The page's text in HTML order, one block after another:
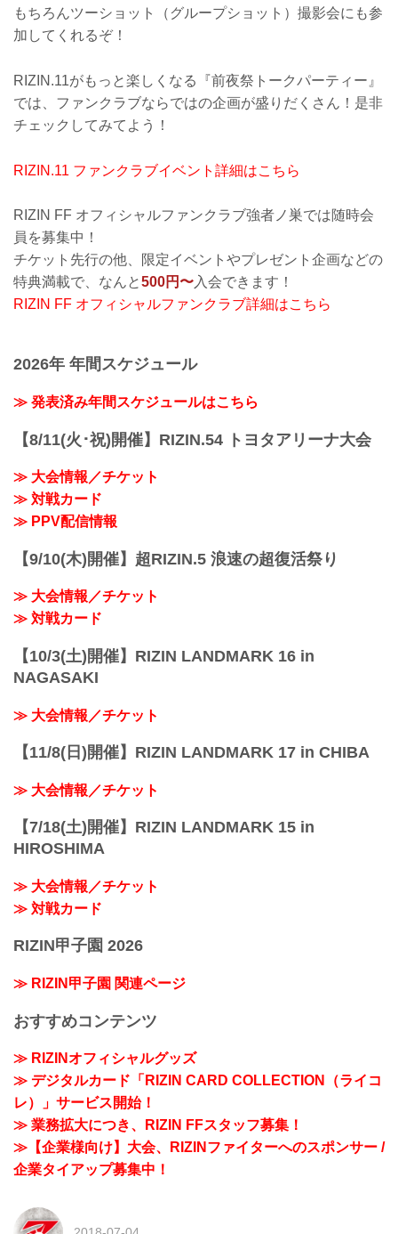
もちろんツーショット（グループショット）撮影会にも参
加してくれるぞ！
RIZIN.11がもっと楽しくなる『前夜祭トークパーティー』
では、ファンクラブならではの企画が盛りだくさん！是非
チェックしてみてよう！
RIZIN.11 ファンクラブイベント詳細はこちら
RIZIN FF オフィシャルファンクラブ強者ノ巣では随時会
員を募集中！
チケット先行の他、限定イベントやプレゼント企画などの
特典満載で、なんと500円〜入会できます！
RIZIN FF オフィシャルファンクラブ詳細はこちら
2026年 年間スケジュール
≫ 発表済み年間スケジュールはこちら
【8/11(火･祝)開催】RIZIN.54 トヨタアリーナ大会
≫ 大会情報／チケット
≫ 対戦カード
≫ PPV配信情報
【9/10(木)開催】超RIZIN.5 浪速の超復活祭り
≫ 大会情報／チケット
≫ 対戦カード
【10/3(土)開催】RIZIN LANDMARK 16 in
NAGASAKI
≫ 大会情報／チケット
【11/8(日)開催】RIZIN LANDMARK 17 in CHIBA
≫ 大会情報／チケット
【7/18(土)開催】RIZIN LANDMARK 15 in
HIROSHIMA
≫ 大会情報／チケット
≫ 対戦カード
RIZIN甲子園 2026
≫ RIZIN甲子園 関連ページ
おすすめコンテンツ
≫ RIZINオフィシャルグッズ
≫ デジタルカード「RIZIN CARD COLLECTION（ライコ
レ）」サービス開始！
≫ 業務拡大につき、RIZIN FFスタッフ募集！
≫【企業様向け】大会、RIZINファイターへのスポンサー /
企業タイアップ募集中！